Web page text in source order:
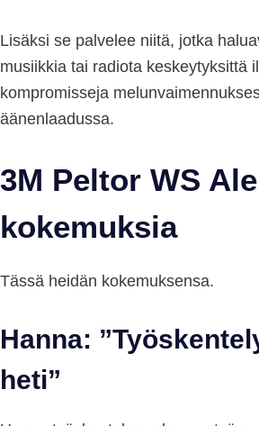
Lisäksi se palvelee niitä, jotka
musiikkia tai radiota keskeytyksittä
kompromisseja
äänenlaadussa.
3M Peltor WS
kokemuksia
Tässä heidän kokemuksensa.
Hanna:
heti”